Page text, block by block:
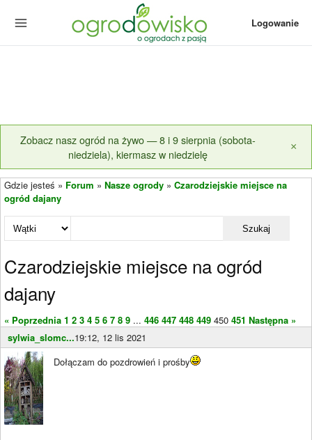
Logowanie
Zobacz nasz ogród na żywo — 8 i 9 sierpnia (sobota-
niedziela), kiermasz w niedzielę
×
Gdzie jesteś » Forum » Nasze ogrody » Czarodziejskie miejsce na
ogród dajany
Szukaj
Czarodziejskie miejsce na ogród
dajany
« Poprzednia 1 2 3 4 5 6 7 8 9 ... 446 447 448 449 450 451 Następna »
sylwia_slomc...19:12, 12 lis 2021
Dołączam do pozdrowień i prośby